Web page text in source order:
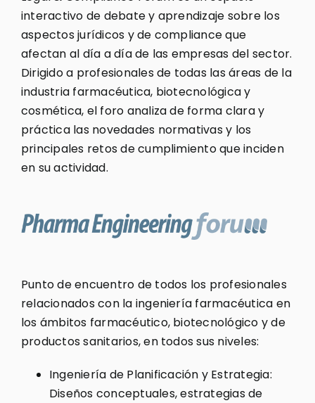
interactivo de debate y aprendizaje sobre los
aspectos jurídicos y de compliance que
afectan al día a día de las empresas del sector.
Dirigido a profesionales de todas las áreas de la
industria farmacéutica, biotecnológica y
cosmética, el foro analiza de forma clara y
práctica las novedades normativas y los
principales retos de cumplimiento que inciden
en su actividad.
Punto de encuentro de todos los profesionales
relacionados con la ingeniería farmacéutica en
los ámbitos farmacéutico, biotecnológico y de
productos sanitarios, en todos sus niveles:
Ingeniería de Planificación y Estrategia:
Diseños conceptuales, estrategias de